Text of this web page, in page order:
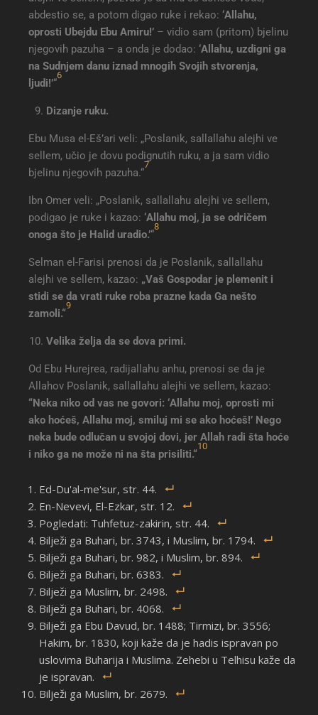
abdestio se, a potom digao ruke i rekao: ‘Allahu,
oprosti Ubejdu Ebu Amiru!’ – vidio sam (pritom) bjelinu
njegovih pazuha – a onda je dodao: ‘Allahu, uzdigni ga
na Sudnjem danu iznad mnogih Svojih stvorenja,
ljudi!’“
6
Dizanje ruku.
Ebu Musa el-Eš’ari veli: „Poslanik, sallallahu alejhi ve
sellem, učio je dovu podignutih ruku, a ja sam vidio
bjelinu njegovih pazuha.“
7
Ibn Omer veli: „Poslanik, sallallahu alejhi ve sellem,
podigao je ruke i kazao: ‘Allahu moj, ja se odričem
onoga što je Halid uradio.’“
8
Selman el-Farisi prenosi da je Poslanik, sallallahu
alejhi ve sellem, kazao: „Vaš Gospodar je plemenit i
stidi se da vrati ruke roba prazne kada Ga nešto
zamoli.“
9
Velika želja da se dova primi.
Od Ebu Hurejrea, radijallahu anhu, prenosi se da je
Allahov Poslanik, sallallahu alejhi ve sellem, kazao:
“Neka niko od vas ne govori: ‘Allahu moj, oprosti mi
ako hoćeš, Allahu moj, smiluj mi se ako hoćeš!’ Nego
neka bude odlučan u svojoj dovi, jer Allah radi šta hoće
i niko ga ne može ni na šta prisiliti.“
10
Ed-Du'al-me'sur, str. 44.
En-Nevevi, El-Ezkar, str. 12.
Pogledati: Tuhfetuz-zakirin, str. 44.
Bilježi ga Buhari, br. 3743, i Muslim, br. 1794.
Bilježi ga Buhari, br. 982, i Muslim, br. 894.
Bilježi ga Buhari, br. 6383.
Bilježi ga Muslim, br. 2498.
Bilježi ga Buhari, br. 4068.
Bilježi ga Ebu Davud, br. 1488; Tirmizi, br. 3556;
Hakim, br. 1830, koji kaže da je hadis ispravan po
uslovima Buharija i Muslima. Zehebi u Telhisu kaže da
je ispravan.
Bilježi ga Muslim, br. 2679.